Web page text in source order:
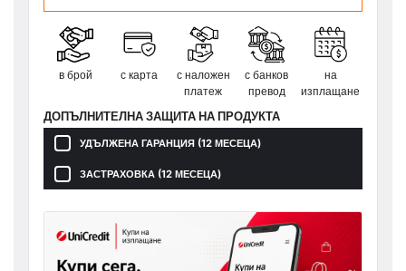
в брой с карта
с наложен
платеж
с банков
превод
на
изплащане
ДОПЪЛНИТЕЛНА ЗАЩИТА НА ПРОДУКТА
УДЪЛЖЕНА ГАРАНЦИЯ (12 МЕСЕЦА)
ЗАСТРАХОВКА (12 МЕСЕЦА)